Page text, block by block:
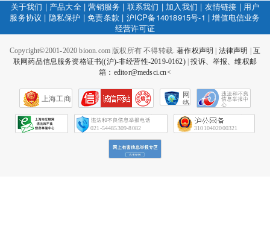
关于我们 | 产品大全|营销服务 | 联系我们 | 加入我们 | 友情链接 | 用户
服务协议 | 隐私保护 |免责条款 | 沪ICP备14018915号-1 |增值电信业务
经营许可证
Copyright©2001-2020 bioon.com 版权所有 不得转载.著作权声明 法律声明
互
联网药品信息服务资格证书((沪)-非经营性-2019-0162)|投诉、举报、维权邮
箱：editor@medsci.cn<
上海工商
网
络
会
征
021-54485309-8082 31010402000321